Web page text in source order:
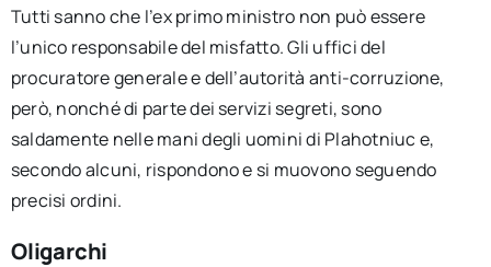
Tutti sanno che l’ex primo ministro non può essere
l’unico responsabile del misfatto. Gli uffici del
procuratore generale e dell’autorità anti-corruzione,
però, nonché di parte dei servizi segreti, sono
saldamente nelle mani degli uomini di Plahotniuc e,
secondo alcuni, rispondono e si muovono seguendo
precisi ordini.
Oligarchi